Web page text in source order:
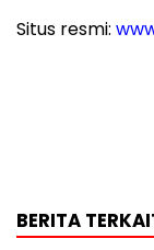
Situs resmi:
BERITA